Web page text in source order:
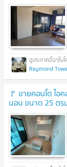
Raymond
🚩 ขายคอนโด ไอ
นอน ขนาด 25 ตร